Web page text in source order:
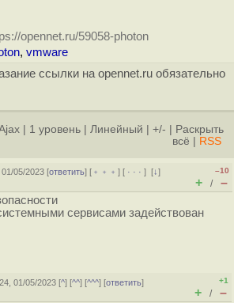
opennet.ru/59058-photon
, vmware
ссылки на opennet.ru обязательно
1 уровень Линейный +/-
Раскрыть
всё
RSS
05/2023 [ответить] [ ﹢﹢﹢] [ · · ·][↓]
–10
+ / –
сервисами задействован
01/05/2023 [^] [^^] [^^^] [ответить]
+1
+ / –